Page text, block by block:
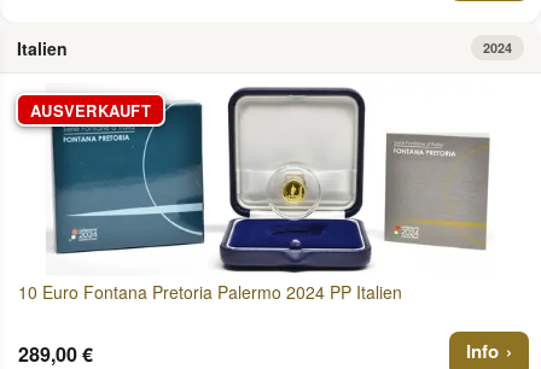
Italien 2024
AUSVERKAUFT
10 Euro Fontana Pretoria Palermo 2024 PP Italien
289,00 € Info